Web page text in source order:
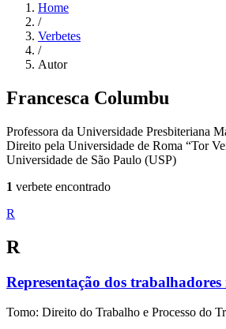
Home
/
Verbetes
/
Autor
Francesca Columbu
Professora da Universidade Presbiteriana
Direito pela Universidade de Roma “Tor
Universidade de São Paulo (USP)
1 verbete encontrado
R
R
Representação dos trabalhadores
Tomo: Direito do Trabalho e Processo do